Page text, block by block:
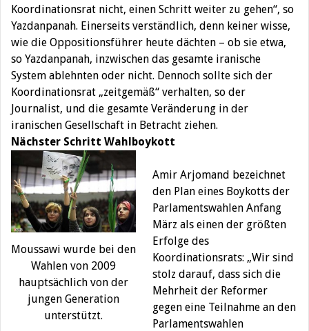
Koordinationsrat nicht, einen Schritt weiter zu gehen“, so
Yazdanpanah. Einerseits verständlich, denn keiner wisse,
wie die Oppositionsführer heute dächten – ob sie etwa,
so Yazdanpanah, inzwischen das gesamte iranische
System ablehnten oder nicht. Dennoch sollte sich der
Koordinationsrat „zeitgemäß“ verhalten, so der
Journalist, und die gesamte Veränderung in der
iranischen Gesellschaft in Betracht ziehen.
Nächster Schritt Wahlboykott
Moussawi wurde bei den
Wahlen von 2009
hauptsächlich von der
jungen Generation
unterstützt.
Amir Arjomand bezeichnet
den Plan eines Boykotts der
Parlamentswahlen Anfang
März als einen der größten
Erfolge des
Koordinationsrats: „Wir sind
stolz darauf, dass sich die
Mehrheit der Reformer
gegen eine Teilnahme an den
Parlamentswahlen